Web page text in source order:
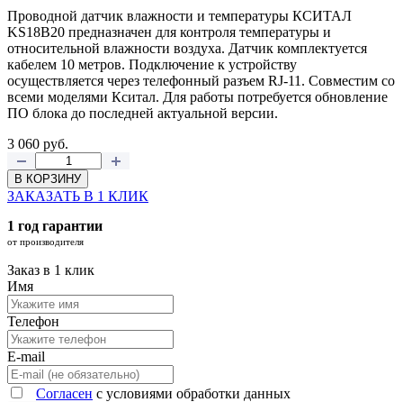
Проводной датчик влажности и температуры КСИТАЛ
KS18B20 предназначен для контроля температуры и
относительной влажности воздуха. Датчик комплектуется
кабелем 10 метров. Подключение к устройству
осуществляется через телефонный разъем RJ-11. Совместим со
всеми моделями Кситал. Для работы потребуется обновление
ПО блока до последней актуальной версии.
3 060 руб.
В КОРЗИНУ
ЗАКАЗАТЬ В 1 КЛИК
1 год гарантии
от производителя
Заказ в 1 клик
Имя
Телефон
E-mail
Согласен с условиями обработки данных